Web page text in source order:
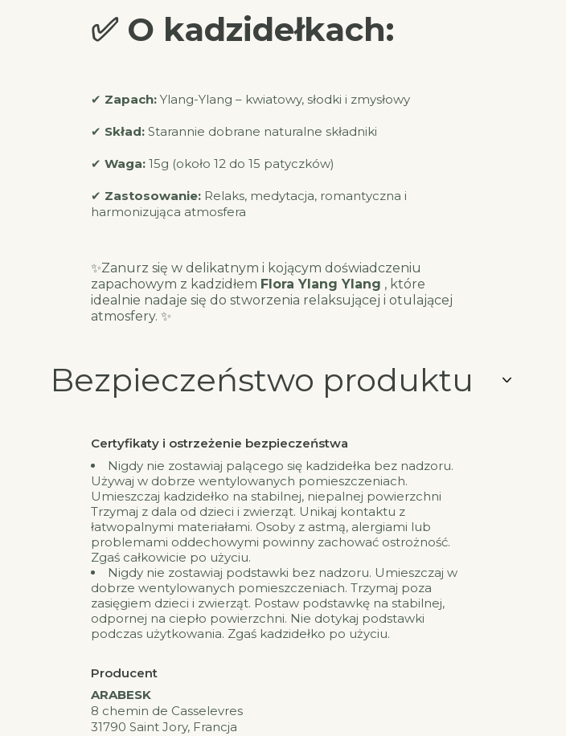
✅ O kadzidełkach:
✔ Zapach:Ylang-Ylang – kwiatowy, słodki i zmysłowy
✔ Skład:Starannie dobrane naturalne składniki
✔ Waga:15g (około 12 do 15 patyczków)
✔ Zastosowanie:Relaks, medytacja, romantyczna i
harmonizująca atmosfera
✨Zanurz się w delikatnym i kojącym doświadczeniu
zapachowym z kadzidłem Flora Ylang Ylang , które
idealnie nadaje się do stworzenia relaksującej i otulającej
atmosfery. ✨
Bezpieczeństwo produktu
Certyfikaty i ostrzeżenie bezpieczeństwa
Nigdy nie zostawiaj palącego się kadzidełka bez nadzoru.
Używaj w dobrze wentylowanych pomieszczeniach.
Umieszczaj kadzidełko na stabilnej, niepalnej powierzchni
Trzymaj z dala od dzieci i zwierząt. Unikaj kontaktu z
łatwopalnymi materiałami. Osoby z astmą, alergiami lub
problemami oddechowymi powinny zachować ostrożność.
Zgaś całkowicie po użyciu.
Nigdy nie zostawiaj podstawki bez nadzoru. Umieszczaj w
dobrze wentylowanych pomieszczeniach. Trzymaj poza
zasięgiem dzieci i zwierząt. Postaw podstawkę na stabilnej,
odpornej na ciepło powierzchni. Nie dotykaj podstawki
podczas użytkowania. Zgaś kadzidełko po użyciu.
Producent
ARABESK
8 chemin de Casselevres
31790 Saint Jory, Francja